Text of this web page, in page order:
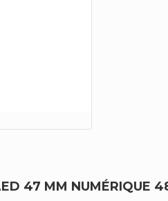
47 MM NUMÉRIQUE